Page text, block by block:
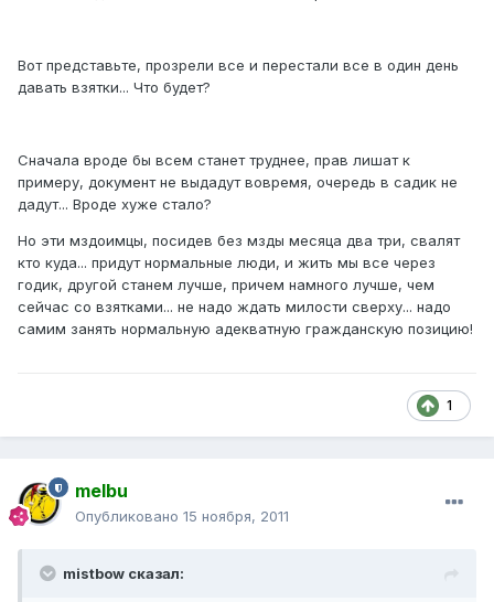
Вот представьте, прозрели все и перестали все в один день
давать взятки... Что будет?
Сначала вроде бы всем станет труднее, прав лишат к
примеру, документ не выдадут вовремя, очередь в садик не
дадут... Вроде хуже стало?
Но эти мздоимцы, посидев без мзды месяца два три, свалят
кто куда... придут нормальные люди, и жить мы все через
годик, другой станем лучше, причем намного лучше, чем
сейчас со взятками... не надо ждать милости сверху... надо
самим занять нормальную адекватную гражданскую позицию!
1
melbu
Опубликовано 15 ноября, 2011
mistbow сказал: